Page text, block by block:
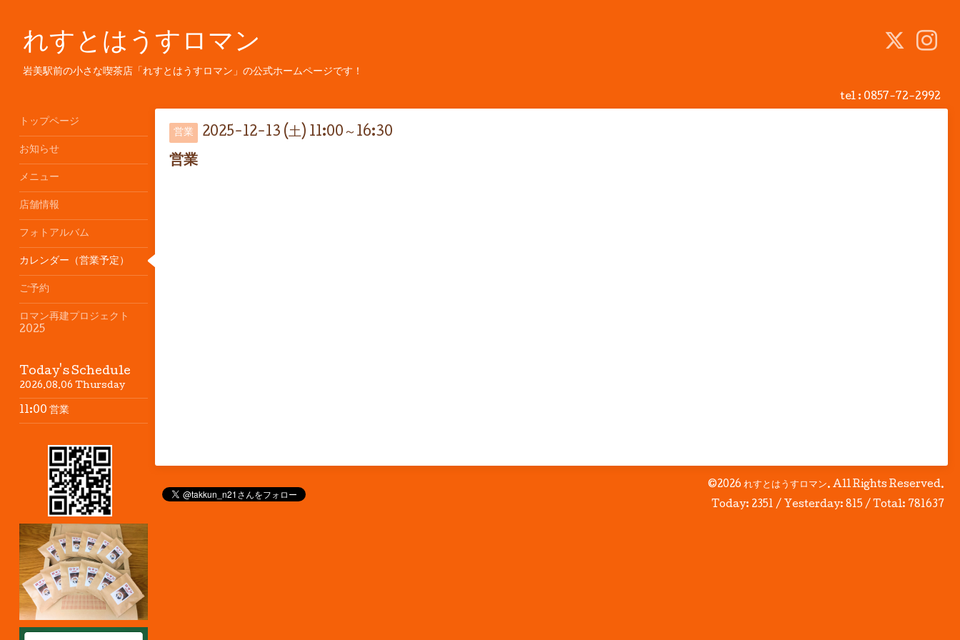
れすとはうすロマン
岩美駅前の小さな喫茶店「れすとはうすロマン」の公式ホームページです！
tel : 0857-72-2992
営業 2025-12-13 (土) 11:00～16:30
営業
©2026 れすとはうすロマン. All Rights Reserved.
Today: 2351 / Yesterday: 815 / Total: 781637
トップページ
お知らせ
メニュー
店舗情報
フォトアルバム
カレンダー（営業予定）
ご予約
ロマン再建プロジェクト
2025
Today's Schedule
2026.08.06 Thursday
11:00 営業